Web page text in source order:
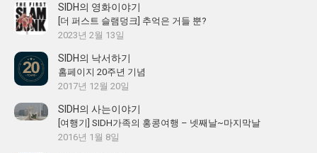
SIDH의 영화이야기
[더 퍼스트 슬램덩크] 추억은 거들 뿐?
2023년 2월 13일
SIDH의 낙서하기
홈페이지 20주년 기념
2017년 12월 20일
SIDH의 사는이야기
[여행기] SIDH가족의 홍콩여행 – 넷째날~마지막날
2016년 1월 8일